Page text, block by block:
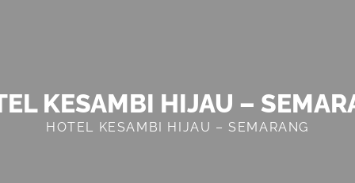
KESAMBI HIJAU –
HOTEL KESAMBI HIJAU – SEMARANG